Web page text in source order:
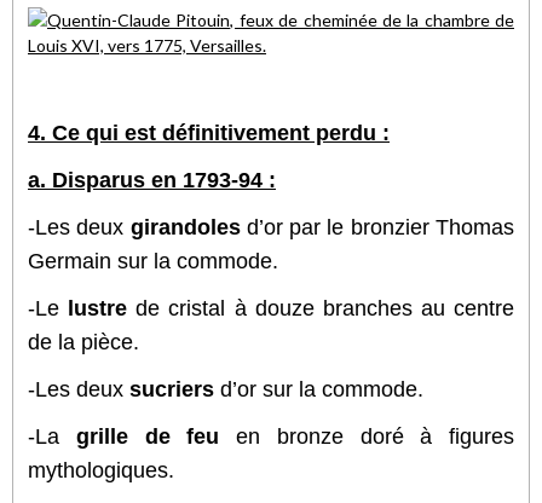
4. Ce qui est définitivement perdu :
a. Disparus en 1793-94 :
-Les deux girandolesd’or par le bronzier Thomas
Germain sur la commode.
-Le lustre de cristal à douze branches au centre
de la pièce.
-Les deux sucriers d’or sur la commode.
-La grille de feu en bronze doré à figures
mythologiques.